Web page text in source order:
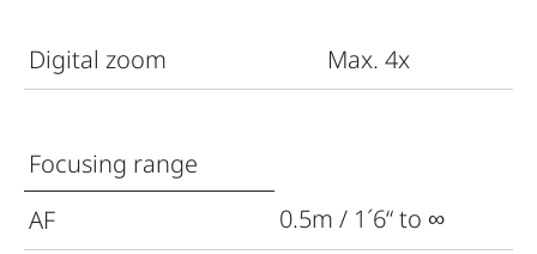
Digital zoom Max. 4x
Focusing range
AF
0.5m / 1´6“ to ∞